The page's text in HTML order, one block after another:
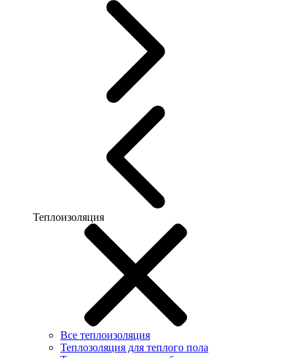
Теплоизоляция
Все теплоизоляция
Теплозоляция для теплого пола